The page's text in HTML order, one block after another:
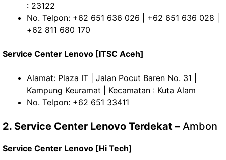
: 23122
No. Telpon: +62 651 636 026 | +62 651 636 028 |
+62 811 680 170
Service Center Lenovo [ITSC Aceh]
Alamat: Plaza IT | Jalan Pocut Baren No. 31 |
Kampung Keuramat | Kecamatan : Kuta Alam
No. Telpon: +62 651 33411
2. Service Center Lenovo Terdekat – Ambon
Service Center Lenovo [Hi Tech]